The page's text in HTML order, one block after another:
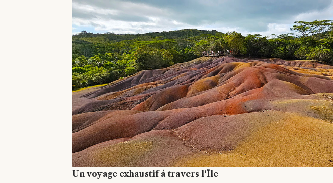
Un voyage exhaustif à travers l'Île